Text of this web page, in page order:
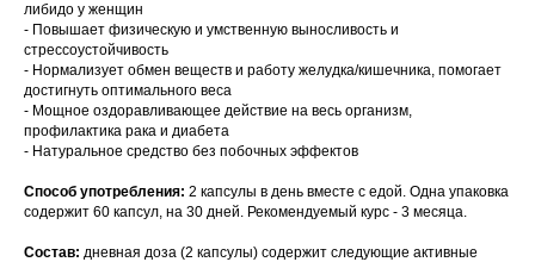
либидо у женщин
- Повышает физическую и умственную выносливость и
стрессоустойчивость
- Нормализует обмен веществ и работу желудка/кишечника, помогает
достигнуть оптимального веса
- Мощное оздоравливающее действие на весь организм,
профилактика рака и диабета
- Натуральное средство без побочных эффектов
Способ употребления: 2 капсулы в день вместе с едой. Одна упаковка
содержит 60 капсул, на 30 дней. Рекомендуемый курс - 3 месяца.
Состав: дневная доза (2 капсулы) содержит следующие активные